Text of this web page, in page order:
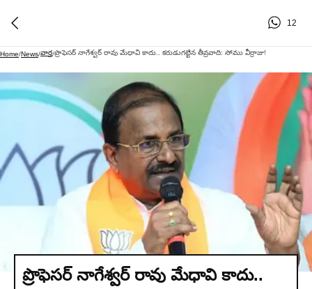
12
Home/News/వార్త/ప్రొఫెసర్ నాగేశ్వర్ రావు మేధావి కాదు.. కరుడుగట్టిన తీవ్రవాది: సోము వీర్రాజు!
ప్రొఫెసర్ నాగేశ్వర్ రావు మేధావి కాదు..